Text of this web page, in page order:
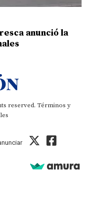
anunció la
reserved. Términos y